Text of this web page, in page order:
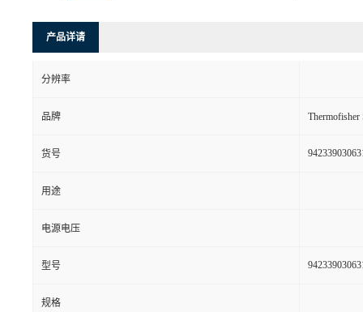
产品详请
分辨率
品牌
货号
用途
电源电压
型号
规格